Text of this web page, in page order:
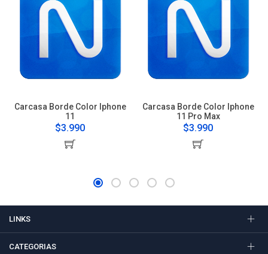
Carcasa Borde Color Iphone
11
$3.990
Carcasa Borde Color Iphone
11 Pro Max
$3.990
LINKS
CATEGORIAS